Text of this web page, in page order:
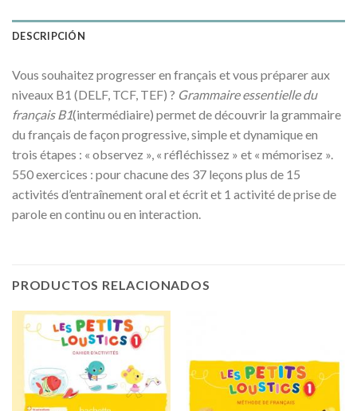
DESCRIPCIÓN
Vous souhaitez progresser en français et vous préparer aux
niveaux B1 (DELF, TCF, TEF) ? Grammaire essentielle du
français B1(intermédiaire) permet de découvrir la grammaire
du français de façon progressive, simple et dynamique en
trois étapes : « observez », « réfléchissez » et « mémorisez ».
550 exercices : pour chacune des 37 leçons plus de 15
activités d’entraînement oral et écrit et 1 activité de prise de
parole en continu ou en interaction.
PRODUCTOS RELACIONADOS